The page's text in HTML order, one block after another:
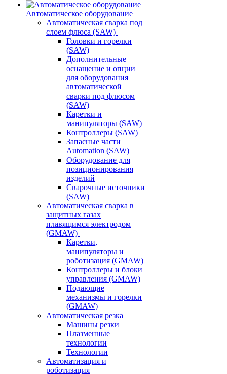
Автоматическое оборудование
Автоматическая сварка под
слоем флюса (SAW)
Головки и горелки
(SAW)
Дополнительные
оснащение и опции
для оборудования
автоматической
сварки под флюсом
(SAW)
Каретки и
манипуляторы (SAW)
Контроллеры (SAW)
Запасные части
Automation (SAW)
Оборудование для
позиционирования
изделий
Сварочные источники
(SAW)
Автоматическая сварка в
защитных газах
плавящимся электродом
(GMAW)
Каретки,
манипуляторы и
роботизация (GMAW)
Контроллеры и блоки
управления (GMAW)
Подающие
механизмы и горелки
(GMAW)
Автоматическая резка
Машины резки
Плазменные
технологии
Технологии
Автоматизация и
роботизация